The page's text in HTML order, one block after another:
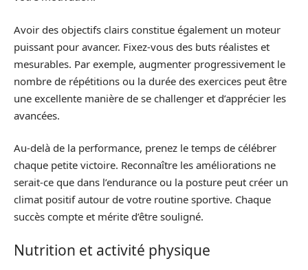
Avoir des objectifs clairs constitue également un moteur
puissant pour avancer. Fixez-vous des buts réalistes et
mesurables. Par exemple, augmenter progressivement le
nombre de répétitions ou la durée des exercices peut être
une excellente manière de se challenger et d’apprécier les
avancées.
Au-delà de la performance, prenez le temps de célébrer
chaque petite victoire. Reconnaître les améliorations ne
serait-ce que dans l’endurance ou la posture peut créer un
climat positif autour de votre routine sportive. Chaque
succès compte et mérite d’être souligné.
Nutrition et activité physique